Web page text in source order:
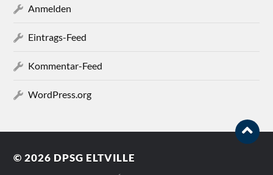
Anmelden
Eintrags-Feed
Kommentar-Feed
WordPress.org
© 2026 DPSG ELTVILLE